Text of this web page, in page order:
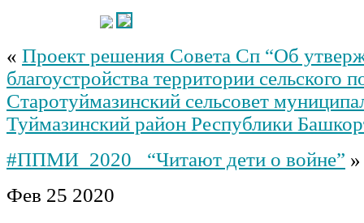
« Проект решения Совета Сп “Об
благоустройства территории сельского
Старотуймазинский сельсовет
Туймазинский район Республики
#ППМИ_2020_ “Читают дети о войне” »
Фев 25 2020